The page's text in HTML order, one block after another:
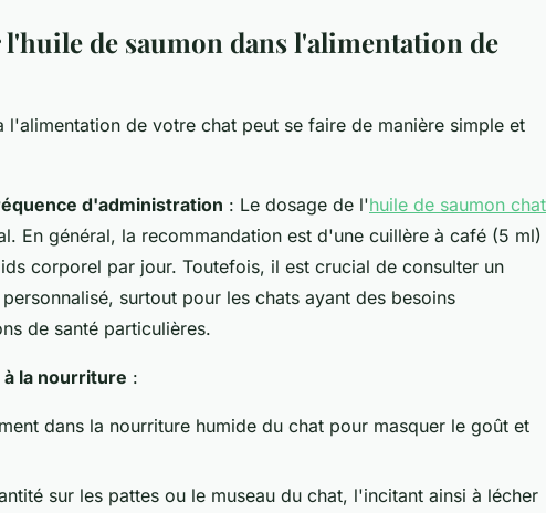
de saumon dans l'alimentation de
l'alimentation de votre chat peut se faire de manière simple et
d'administration : Le dosage de l'huile de saumon chat
En général, la recommandation est d'une cuillère à café (5 ml)
corporel par jour. Toutefois, il est crucial de consulter un
surtout pour les chats ayant des besoins
de santé particulières.
la nourriture :
dans la nourriture humide du chat pour masquer le goût et
sur les pattes ou le museau du chat, l'incitant ainsi à lécher